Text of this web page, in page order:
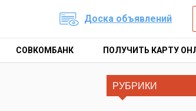
Доска объявлений
СОВКОМБАНК ПОЛУЧИТЬ КАРТУ
РУБРИКИ